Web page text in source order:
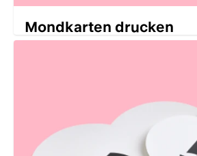
Mondkarten drucken